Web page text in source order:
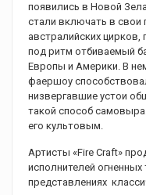
появились в Новой
стали включать в свои
австралийских цирков,
под ритм отбиваемый
Европы и Америки. В
фаершоу
низвергавшие устои
такой способ
его культовым.
Артисты «Fire Craft»
исполнителей
представлениях